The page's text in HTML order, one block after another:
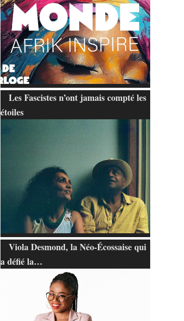
Les Fascistes n’ont jamais compté les
étoiles
Viola Desmond, la Néo-Écossaise qui
a défié la…